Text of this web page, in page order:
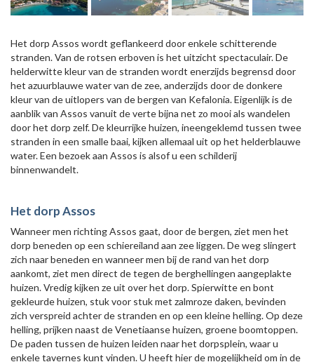
Het dorp Assos wordt geflankeerd door enkele schitterende
stranden. Van de rotsen erboven is het uitzicht spectaculair. De
helderwitte kleur van de stranden wordt enerzijds begrensd door
het azuurblauwe water van de zee, anderzijds door de donkere
kleur van de uitlopers van de bergen van Kefalonia. Eigenlijk is de
aanblik van Assos vanuit de verte bijna net zo mooi als wandelen
door het dorp zelf. De kleurrijke huizen, ineengeklemd tussen twee
stranden in een smalle baai, kijken allemaal uit op het helderblauwe
water. Een bezoek aan Assos is alsof u een schilderij
binnenwandelt.
Het dorp Assos
Wanneer men richting Assos gaat, door de bergen, ziet men het
dorp beneden op een schiereiland aan zee liggen. De weg slingert
zich naar beneden en wanneer men bij de rand van het dorp
aankomt, ziet men direct de tegen de berghellingen aangeplakte
huizen. Vredig kijken ze uit over het dorp. Spierwitte en bont
gekleurde huizen, stuk voor stuk met zalmroze daken, bevinden
zich verspreid achter de stranden en op een kleine helling. Op deze
helling, prijken naast de Venetiaanse huizen, groene boomtoppen.
De paden tussen de huizen leiden naar het dorpsplein, waar u
enkele tavernes kunt vinden. U heeft hier de mogelijkheid om in de